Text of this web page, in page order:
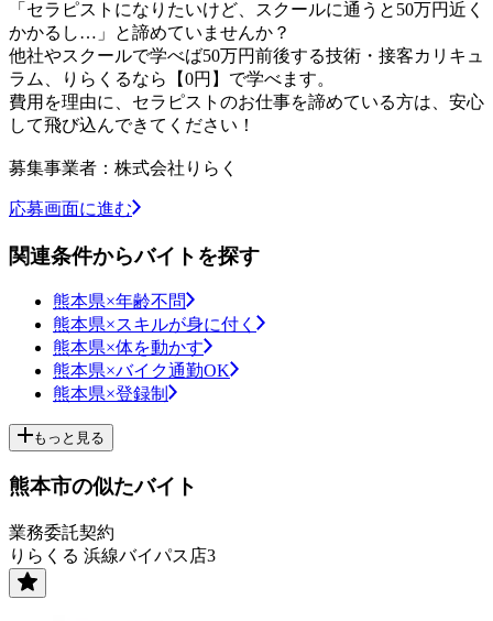
「セラピストになりたいけど、スクールに通うと50万円近く
かかるし…」と諦めていませんか？
他社やスクールで学べば50万円前後する技術・接客カリキュ
ラム、りらくるなら【0円】で学べます。
費用を理由に、セラピストのお仕事を諦めている方は、安心
して飛び込んできてください！
募集事業者：株式会社りらく
応募画面に進む
関連条件からバイトを探す
熊本県×年齢不問
熊本県×スキルが身に付く
熊本県×体を動かす
熊本県×バイク通勤OK
熊本県×登録制
もっと見る
熊本市の似たバイト
業務委託契約
りらくる 浜線バイパス店3